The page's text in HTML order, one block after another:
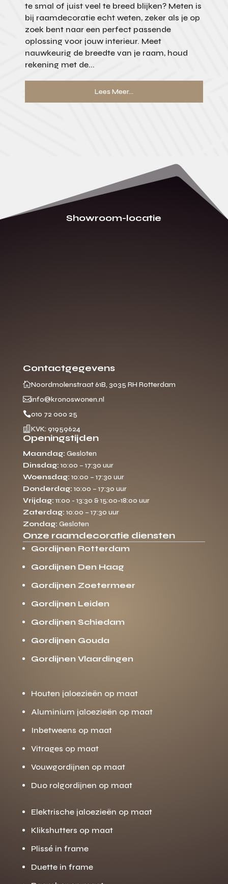
te smal of juist veel te breed blijken? Meten is
bij raamdecoratie echt weten, zeker als je op
zoek bent naar een perfect passende
oplossing voor jouw interieur. Meet
nauwkeurig de breedte van je raam, houd
rekening met de...
Lees Meer...
Showroom-locatie
Contactgegevens
Noordmolenstraat 61B, 3035 RH Rotterdam
info@kronoswonen.nl
010 72 000 25
 KVK: 91959624
Openingstijden
Maandag: Gesloten
Dinsdag: 10:00 – 17:30 uur
Woensdag: 10:00 – 17:30 uur
Donderdag: 10:00 – 17:30 uur
Vrijdag: 11:00 - 13:30 & 15:00-18:00 uur
Zaterdag: 10:00 – 17:30 uur
Zondag: Gesloten
Onze raamdecoratie diensten
Gordijnen Rotterdam
Gordijnen Den Haag
Gordijnen Zoetermeer
Gordijnen Leiden
Gordijnen Schiedam
Gordijnen Gouda
Gordijnen Vlaardingen
Houten jaloezieën op maat
Aluminium jaloezieën op maat
Inbetweens op maat
Vitrages op maat
Vouwgordijnen op maat
Duo rolgordijnen op maat
Elektrische jaloezieën op maat
Klikshutters op maat
Plissé in frame
Duette in frame